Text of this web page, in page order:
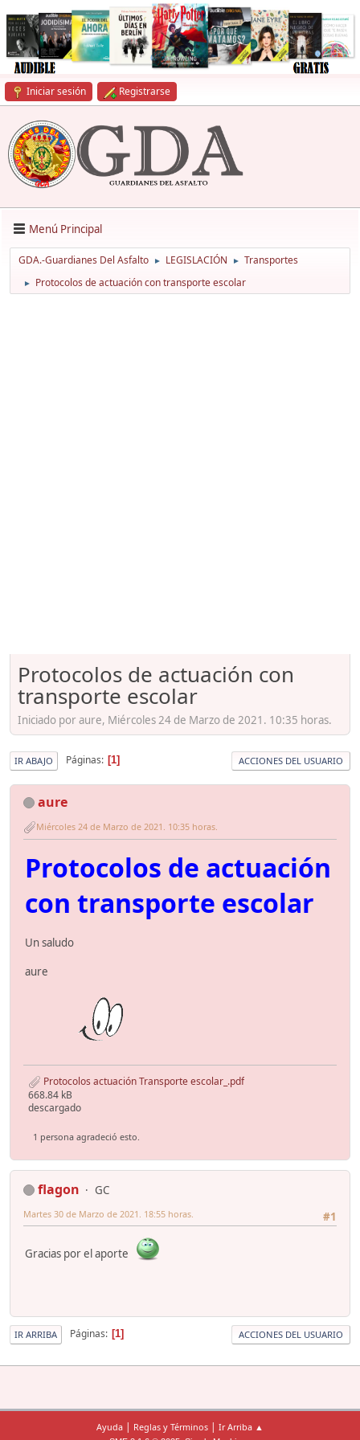
Iniciar sesión Registrarse
Menú Principal
GDA.-Guardianes Del Asfalto ► LEGISLACIÓN ► Transportes
► Protocolos de actuación con transporte escolar
Protocolos de actuación con
transporte escolar
Iniciado por aure, Miércoles 24 de Marzo de 2021. 10:35 horas.
IR ABAJO Páginas 1 ACCIONES DEL USUARIO
aure
Miércoles 24 de Marzo de 2021. 10:35 horas.
Protocolos de actuación
con transporte escolar
Un saludo
aure
Protocolos actuación Transporte escolar_.pdf
668.84 kB
descargado
1 persona agradeció esto.
flagon
GC
#1
Martes 30 de Marzo de 2021. 18:55 horas.
Gracias por el aporte
IR ARRIBA Páginas 1 ACCIONES DEL USUARIO
Ayuda | Reglas y Términos | Ir Arriba ▲